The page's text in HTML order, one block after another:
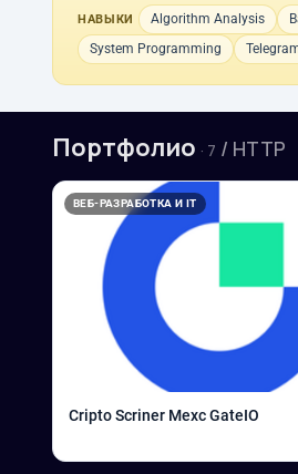
НАВЫКИ Algorithm Analysis
System Programming
Портфолио · 7 / HTTP
ВЕБ-РАЗРАБОТКА И IT
Cripto Scriner Mexc GateIO